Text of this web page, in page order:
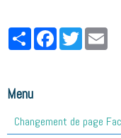
PartagerFacebookTwitter
Menu
Changement de page